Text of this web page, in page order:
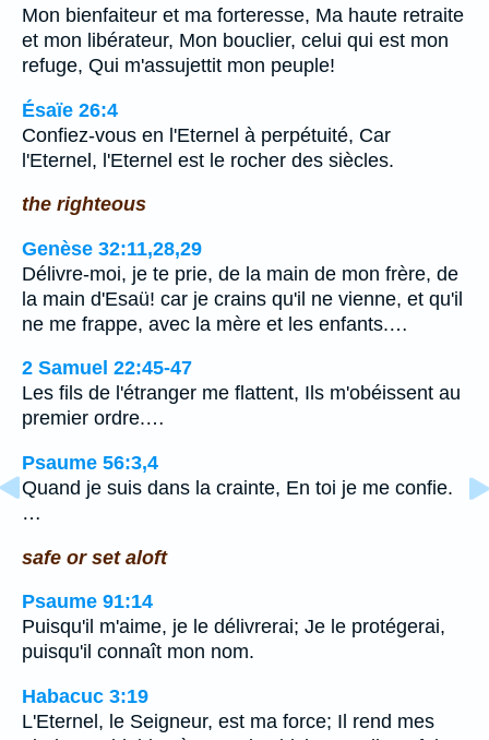
Mon bienfaiteur et ma forteresse, Ma haute retraite
et mon libérateur, Mon bouclier, celui qui est mon
refuge, Qui m'assujettit mon peuple!
Ésaïe 26:4
Confiez-vous en l'Eternel à perpétuité, Car
l'Eternel, l'Eternel est le rocher des siècles.
the righteous
Genèse 32:11,28,29
Délivre-moi, je te prie, de la main de mon frère, de
la main d'Esaü! car je crains qu'il ne vienne, et qu'il
ne me frappe, avec la mère et les enfants.…
2 Samuel 22:45-47
Les fils de l'étranger me flattent, Ils m'obéissent au
premier ordre.…
Psaume 56:3,4
Quand je suis dans la crainte, En toi je me confie.
…
safe or set aloft
Psaume 91:14
Puisqu'il m'aime, je le délivrerai; Je le protégerai,
puisqu'il connaît mon nom.
Habacuc 3:19
L'Eternel, le Seigneur, est ma force; Il rend mes